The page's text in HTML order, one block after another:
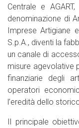
Centrale e
denominazione di
Imprese Artigiane
S.p.A., diventi la
un canale di
misure agevolative
finanziarie degli
operatori
l’eredità dello
Il principale